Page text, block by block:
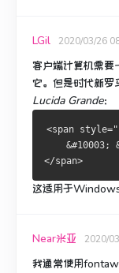
LGil 2020/03/26
客户端计算机需要
它。 但是时代新罗
Lucida Grande：
<span
&#10003;
</span>
这适用于
Near米亚 2020/
我通常使用